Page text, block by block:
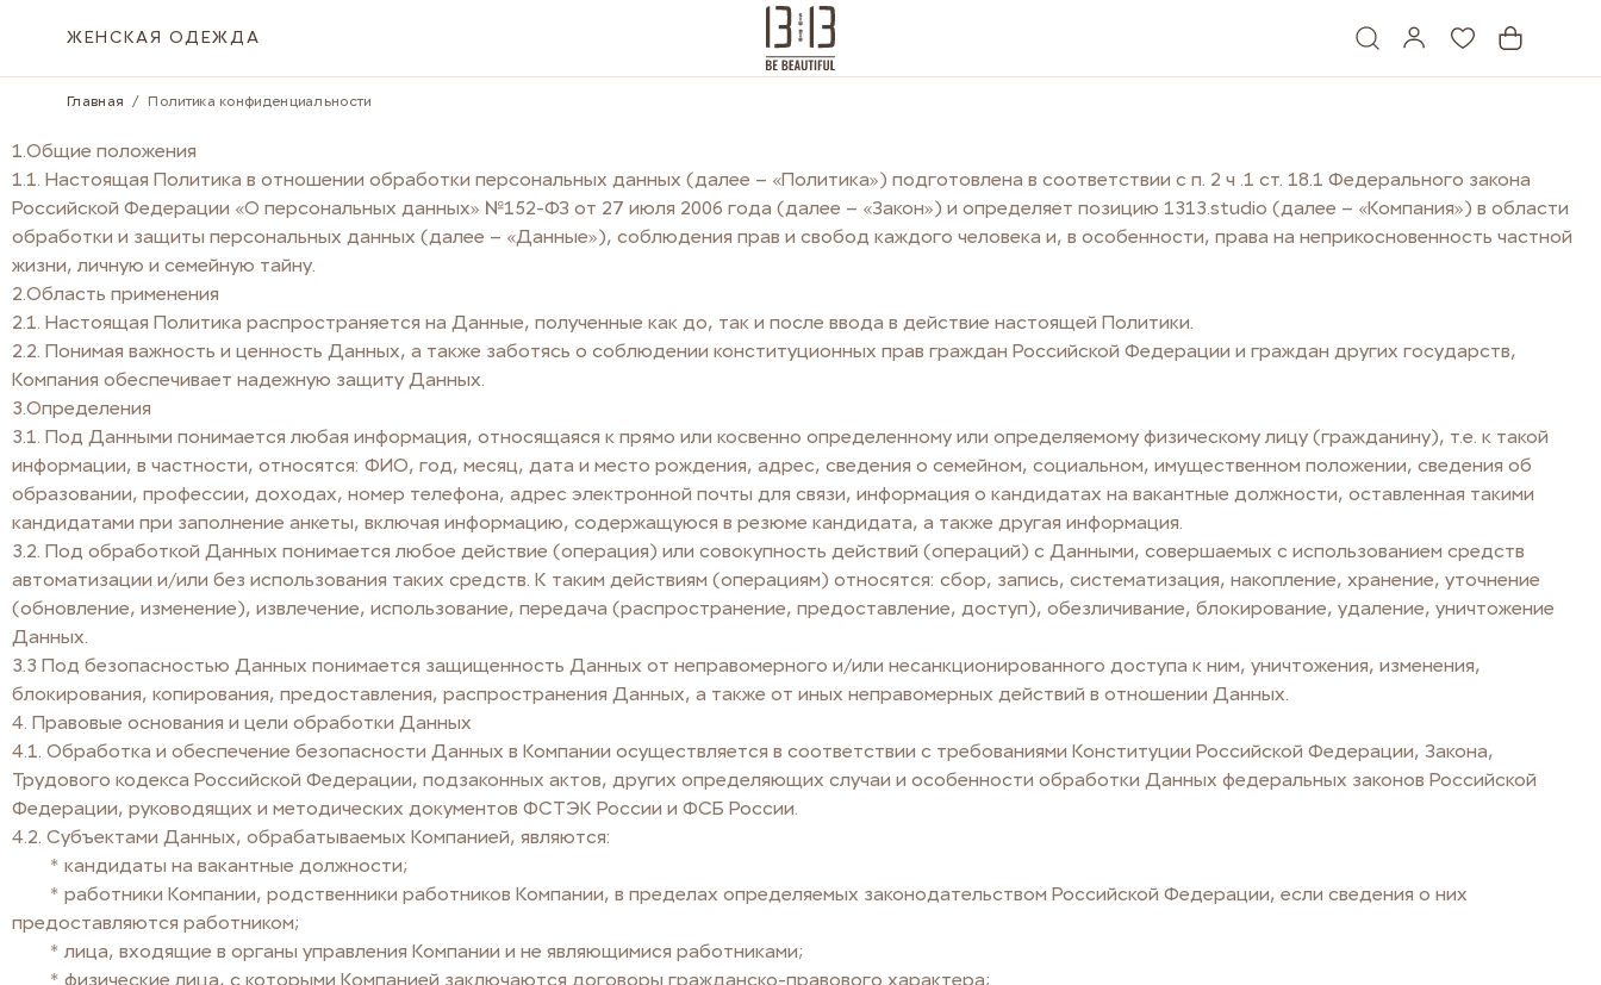
ЖЕНСКАЯ ОДЕЖДА
Главная / Политика конфиденциальности
1.Общие положения
1.1. Настоящая Политика в отношении обработки персональных данных (далее – «Политика») подготовлена в соответствии с п. 2 ч .1 ст. 18.1 Федерального закона
Российской Федерации «О персональных данных» №152-ФЗ от 27 июля 2006 года (далее – «Закон») и определяет позицию 1313.studio (далее – «Компания») в области
обработки и защиты персональных данных (далее – «Данные»), соблюдения прав и свобод каждого человека и, в особенности, права на неприкосновенность частной
жизни, личную и семейную тайну.
2.Область применения
2.1. Настоящая Политика распространяется на Данные, полученные как до, так и после ввода в действие настоящей Политики.
2.2. Понимая важность и ценность Данных, а также заботясь о соблюдении конституционных прав граждан Российской Федерации и граждан других государств,
Компания обеспечивает надежную защиту Данных.
3.Определения
3.1. Под Данными понимается любая информация, относящаяся к прямо или косвенно определенному или определяемому физическому лицу (гражданину), т.е. к такой
информации, в частности, относятся: ФИО, год, месяц, дата и место рождения, адрес, сведения о семейном, социальном, имущественном положении, сведения об
образовании, профессии, доходах, номер телефона, адрес электронной почты для связи, информация о кандидатах на вакантные должности, оставленная такими
кандидатами при заполнение анкеты, включая информацию, содержащуюся в резюме кандидата, а также другая информация.
3.2. Под обработкой Данных понимается любое действие (операция) или совокупность действий (операций) с Данными, совершаемых с использованием средств
автоматизации и/или без использования таких средств. К таким действиям (операциям) относятся: сбор, запись, систематизация, накопление, хранение, уточнение
(обновление, изменение), извлечение, использование, передача (распространение, предоставление, доступ), обезличивание, блокирование, удаление, уничтожение
Данных.
3.3 Под безопасностью Данных понимается защищенность Данных от неправомерного и/или несанкционированного доступа к ним, уничтожения, изменения,
блокирования, копирования, предоставления, распространения Данных, а также от иных неправомерных действий в отношении Данных.
4. Правовые основания и цели обработки Данных
4.1. Обработка и обеспечение безопасности Данных в Компании осуществляется в соответствии с требованиями Конституции Российской Федерации, Закона,
Трудового кодекса Российской Федерации, подзаконных актов, других определяющих случаи и особенности обработки Данных федеральных законов Российской
Федерации, руководящих и методических документов ФСТЭК России и ФСБ России.
4.2. Субъектами Данных, обрабатываемых Компанией, являются:
* кандидаты на вакантные должности;
* работники Компании, родственники работников Компании, в пределах определяемых законодательством Российской Федерации, если сведения о них
предоставляются работником;
* лица, входящие в органы управления Компании и не являющимися работниками;
* физические лица, с которыми Компанией заключаются договоры гражданско-правового характера;